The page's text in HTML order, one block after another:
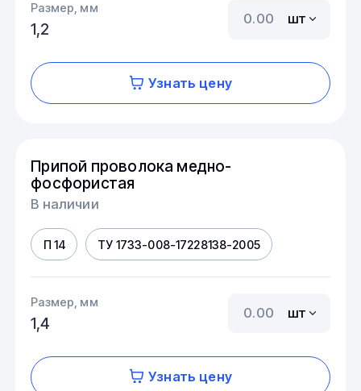
Размер, мм
1,2
шт
Узнать цену
Припой проволока медно-
фосфористая
В наличии
П 14 ТУ 1733-008-17228138-2005
Размер, мм
1,4
шт
Узнать цену